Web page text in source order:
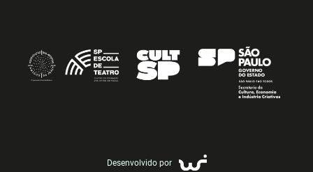
Desenvolvido por